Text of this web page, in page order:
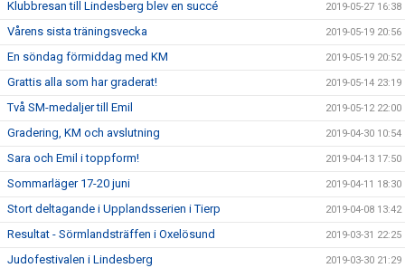
Klubbresan till Lindesberg blev en succé 2019-05-27 16:38
Vårens sista träningsvecka 2019-05-19 20:56
En söndag förmiddag med KM 2019-05-19 20:52
Grattis alla som har graderat! 2019-05-14 23:19
Två SM-medaljer till Emil 2019-05-12 22:00
Gradering, KM och avslutning 2019-04-30 10:54
Sara och Emil i toppform! 2019-04-13 17:50
Sommarläger 17-20 juni 2019-04-11 18:30
Stort deltagande i Upplandsserien i Tierp 2019-04-08 13:42
Resultat - Sörmlandsträffen i Oxelösund 2019-03-31 22:25
Judofestivalen i Lindesberg 2019-03-30 21:29